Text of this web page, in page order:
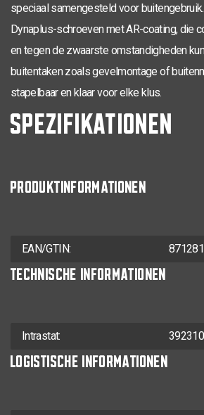
speciaal samengesteld voor
Dynaplus-schroeven met AR-coating, die
en tegen de zwaarste omstandigheden
buitentaken zoals gevelmontage of
stapelbaar en klaar voor elke klus.
SPEZIFIKATIONEN
PRODUKTINFORMATIONEN
EAN/GTIN:
TECHNISCHE INFORMATIONEN
Intrastat:
LOGISTISCHE INFORMATIONEN